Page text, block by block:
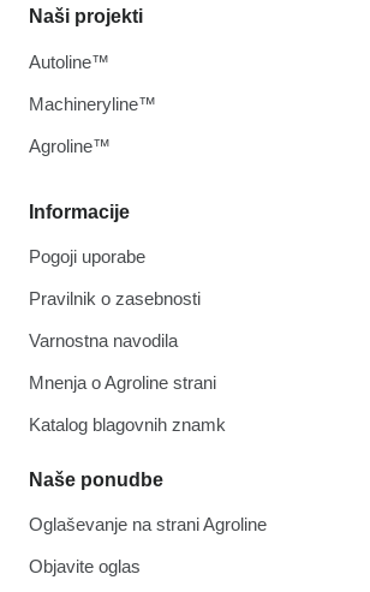
Informacije
Pogoji uporabe
Pravilnik o zasebnosti
Varnostna navodila
Mnenja o Agroline strani
Katalog blagovnih znamk
Naše ponudbe
Oglaševanje na strani Agroline
Objavite oglas
Naši projekti
Autoline™
Machineryline™
Agroline™